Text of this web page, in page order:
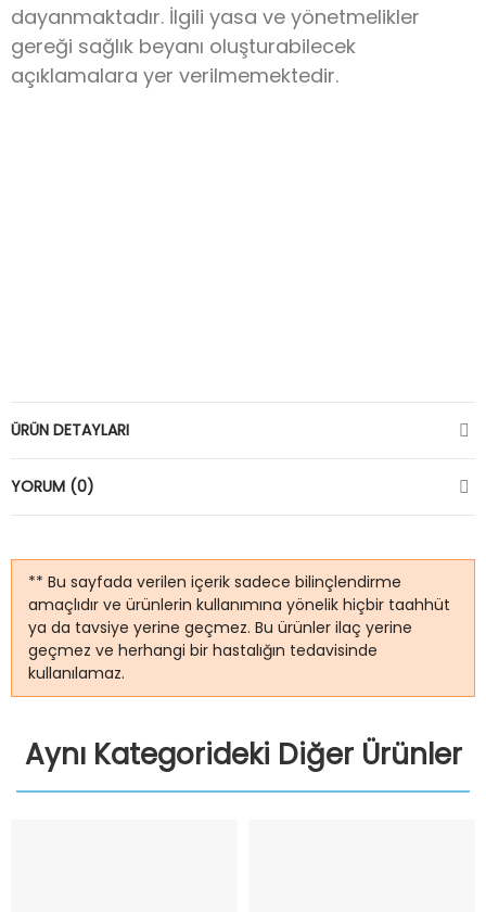
dayanmaktadır. İlgili yasa ve yönetmelikler
gereği sağlık beyanı oluşturabilecek
açıklamalara yer verilmemektedir.
ÜRÜN DETAYLARI
YORUM (0)
** Bu sayfada verilen içerik sadece bilinçlendirme
amaçlıdır ve ürünlerin kullanımına yönelik hiçbir taahhüt
ya da tavsiye yerine geçmez. Bu ürünler ilaç yerine
geçmez ve herhangi bir hastalığın tedavisinde
kullanılamaz.
Aynı Kategorideki Diğer Ürünler